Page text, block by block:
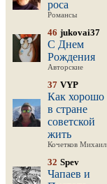
роса
Романсы
46 jukovai37
С Днем
Рождения
Авторские
37 VYP
Как хорошо
в стране
советской
жить
Кочетков Михаил
32 Spev
Чапаев и